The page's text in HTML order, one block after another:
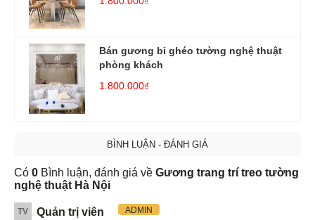
Bán gương bỉ ghéo tường nghệ thuật
phòng khách
1.800.000₫
BÌNH LUẬN - ĐÁNH GIÁ
Có 0 Bình luận, đánh giá về Gương trang trí treo tường
nghệ thuật Hà Nội
TV Quản trị viên ADMIN